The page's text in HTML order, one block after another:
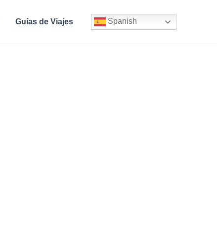
Guías de Viajes Spanish